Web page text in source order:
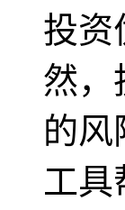
投资
然，
的风
工具